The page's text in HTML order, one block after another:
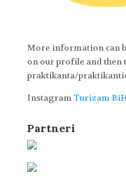
More information can
on our profile and then
praktikanta/
InstagramTurizam
Partneri